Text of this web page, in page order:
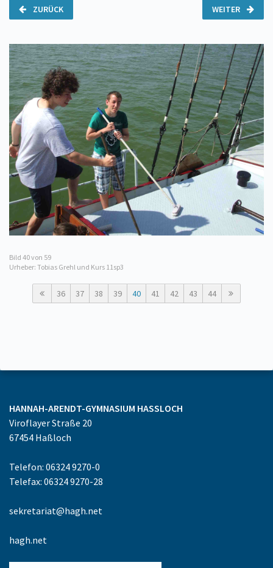
WEITER
ZURÜCK
Bild 40von 59
Urheber: Tobias Grehl und Kurs 11sp3
36 37 38 39 40 41 42 43 44
HANNAH-ARENDT-GYMNASIUM HASSLOCH
Viroflayer Straße 20
67454 Haßloch
Telefon: 06324 9270-0
Telefax: 06324 9270-28
sekretariat@hagh.net
hagh.net